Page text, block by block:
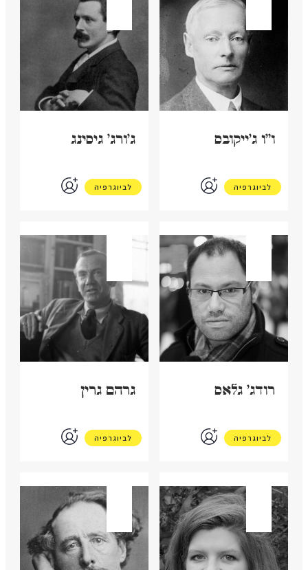
ו"ו ג'ייקובס
לביוגרפיה
ג'ורג' גיסינג
לביוגרפיה
רודג' גלאס
לביוגרפיה
גרהם גרין
לביוגרפיה